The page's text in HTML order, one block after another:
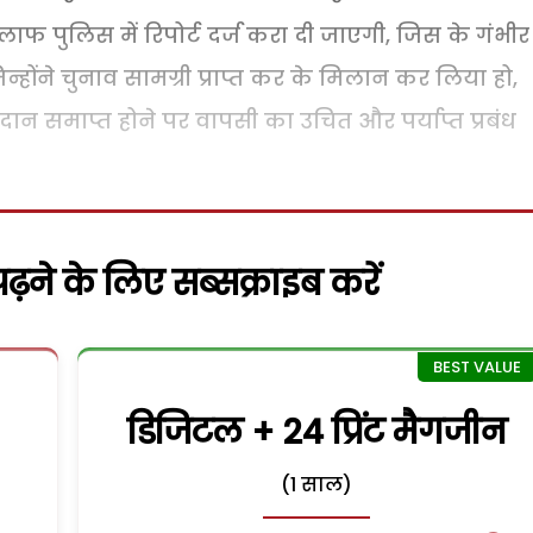
पुलिस में रिपोर्ट दर्ज करा दी जाएगी, जिस के गंभीर
चुनाव सामग्री प्राप्त कर के मिलान कर लिया हो,
समाप्त होने पर वापसी का उचित और पर्याप्त प्रबंध
के लिए सब्सक्राइब करें
डिजिटल + 24 प्रिंट मैगजीन
(1 साल)